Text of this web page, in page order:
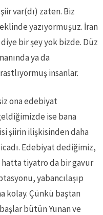
var(dı) zaten. Biz
yazıyormuşuz. İran
bir şey yok bizde. Düz
ya da
insanlar.
ona edebiyat
ise bana
şiirin ilişkisinden daha
icadı. Edebiyat dediğimiz,
tiyatro da bir gavur
yabancılaşıp
kolay. Çünkü baştan
bütün Yunan ve